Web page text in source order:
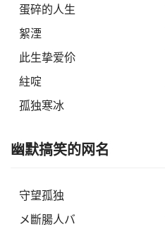
蛋碎的人生
絮湮
此生挚爱伱
紸啶
孤独寒冰
幽默搞笑的网名
守望孤独
メ斷腸人バ